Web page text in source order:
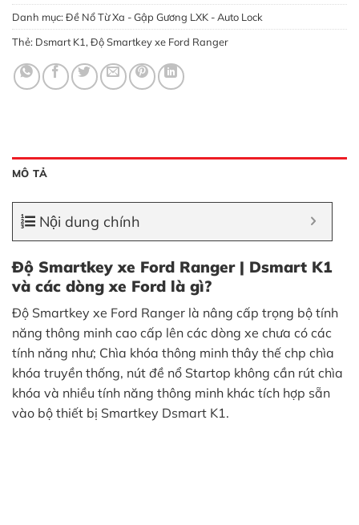
Danh mục: Đề Nổ Từ Xa - Gập Gương LXK - Auto Lock
Thẻ: Dsmart K1 , Độ Smartkey xe Ford Ranger
MÔ TẢ
Nội dung chính
Độ Smartkey xe Ford Ranger | Dsmart K1
và các dòng xe Ford là gì?
Độ Smartkey xe Ford Ranger là nâng cấp trọng bộ tính
năng thông minh cao cấp lên các dòng xe chưa có các
tính năng như; Chìa khóa thông minh thây thế chp chìa
khóa truyền thống, nút đề nổ Startop không cần rút chìa
khóa và nhiều tính năng thông minh khác tích hợp sẵn
vào bộ thiết bị Smartkey Dsmart K1.